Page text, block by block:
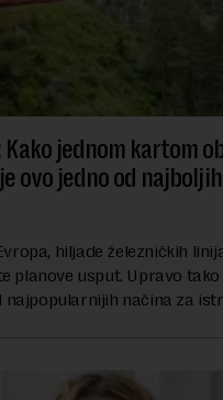
jednom kartom
ovo jedno od
hiljade železničkih
planove usput. Upravo tako
najpopularnijih načina za